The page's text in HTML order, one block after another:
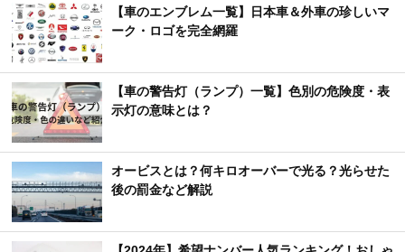
【車のエンブレム一覧】日本車＆外車の珍しいマ
ーク・ロゴを完全網羅
【車の警告灯（ランプ）一覧】色別の危険度・表
示灯の意味とは？
オービスとは？何キロオーバーで光る？光らせた
後の罰金など解説